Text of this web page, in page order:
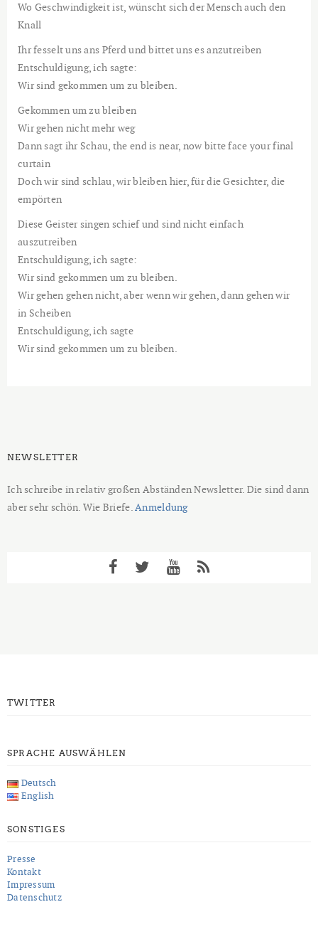
Wo Geschwindigkeit ist, wünscht sich der Mensch auch den
Knall
Ihr fesselt uns ans Pferd und bittet uns es anzutreiben
Entschuldigung, ich sagte:
Wir sind gekommen um zu bleiben.
Gekommen um zu bleiben
Wir gehen nicht mehr weg
Dann sagt ihr Schau, the end is near, now bitte face your final
curtain
Doch wir sind schlau, wir bleiben hier, für die Gesichter, die
empörten
Diese Geister singen schief und sind nicht einfach
auszutreiben
Entschuldigung, ich sagte:
Wir sind gekommen um zu bleiben.
Wir gehen gehen nicht, aber wenn wir gehen, dann gehen wir
in Scheiben
Entschuldigung, ich sagte
Wir sind gekommen um zu bleiben.
NEWSLETTER
Ich schreibe in relativ großen Abständen Newsletter. Die sind dann
aber sehr schön. Wie Briefe.Anmeldung
TWITTER
SPRACHE AUSWÄHLEN
Deutsch
English
SONSTIGES
Presse
Kontakt
Impressum
Datenschutz